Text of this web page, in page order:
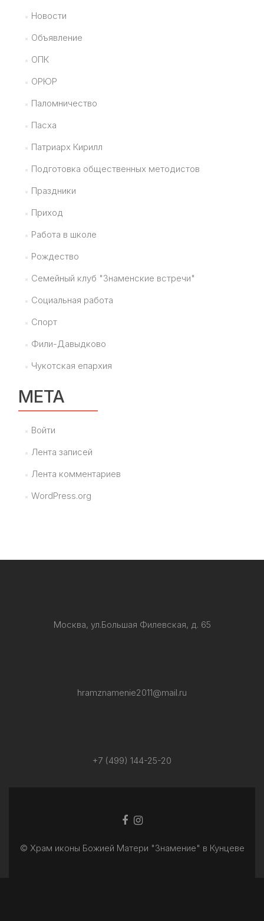
Новости
Объявление
ОПК
ОРЮР
Паломничество
Пасха
Патриарх Кирилл
Подготовка общественных методистов
Праздники
Приход
Работа в школе
Рождество
Семейный клуб "Знаменские встречи"
Социальная работа
Спорт
Фили-Давыдково
Чукотская епархия
МЕТА
Войти
Лента записей
Лента комментариев
WordPress.org
Москва, ул.Большая Филевская, д. 65
hramznamenie2011@mail.ru
+7 (499) 144-25-20
Facebook
Ссылка
© Храм иконы Божией Матери "Знамение" в Кунцеве